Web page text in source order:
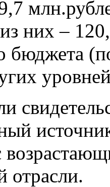
них –
бюджета
отрасли.